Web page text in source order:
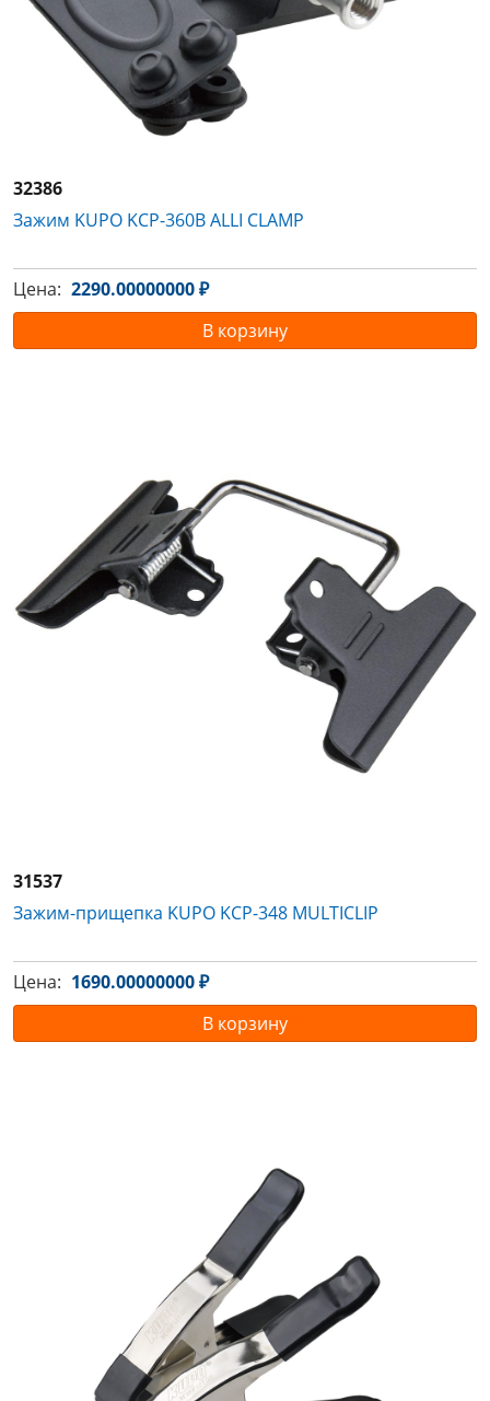
32386
Зажим KUPO KCP-360B ALLI CLAMP
Цена: 2290.00000000 ₽
В корзину
31537
Зажим-прищепка KUPO KCP-348 MULTICLIP
Цена: 1690.00000000 ₽
В корзину